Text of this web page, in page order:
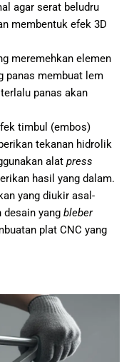
agar serat beludru
membentuk efek 3D
meremehkan elemen
panas membuat lem
panas akan
timbul (embos)
tekanan hidrolik
alat press
hasil yang dalam.
yang diukir asal-
desain yang bleber
plat CNC yang